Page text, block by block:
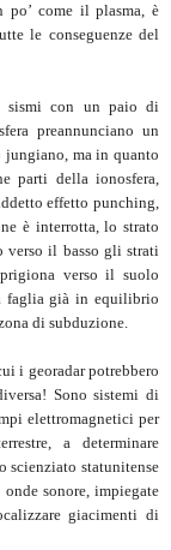
po’ come il plasma, è
le conseguenze del
sismi con un paio di
preannunciano un
jungiano, ma in quanto
parti della ionosfera,
effetto punching,
è interrotta, lo strato
verso il basso gli strati
verso il suolo
faglia già in equilibrio
di subduzione.
i georadar potrebbero
Sono sistemi di
elettromagnetici per
a determinare
scienziato statunitense
sonore, impiegate
giacimenti di